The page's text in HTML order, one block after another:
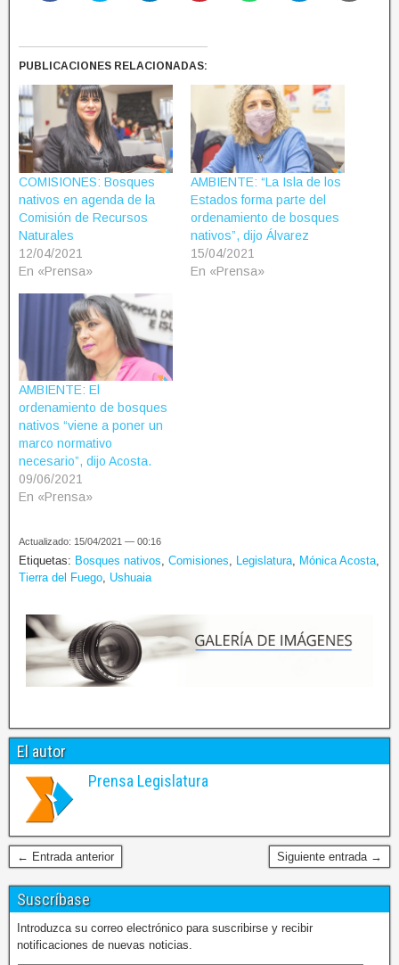
PUBLICACIONES RELACIONADAS:
COMISIONES: Bosques
nativos en agenda de la
Comisión de Recursos
Naturales
12/04/2021
En «Prensa»
AMBIENTE: “La Isla de los
Estados forma parte del
ordenamiento de bosques
nativos”, dijo Álvarez
15/04/2021
En «Prensa»
AMBIENTE: El
ordenamiento de bosques
nativos “viene a poner un
marco normativo
necesario”, dijo Acosta.
09/06/2021
En «Prensa»
Actualizado: 15/04/2021 — 00:16
Etiquetas: Bosques nativos, Comisiones, Legislatura, Mónica Acosta,
Tierra del Fuego, Ushuaia
El autor
Prensa Legislatura
← Entrada anterior Siguiente entrada →
Suscríbase
Introduzca su correo electrónico para suscribirse y recibir
notificaciones de nuevas noticias.